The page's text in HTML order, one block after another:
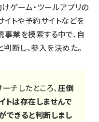
ゲーム・ツールアプリの
トや予約サイトなどを
業を模索する中で、自
断し、参入を決めた。
チしたところ、 圧倒
トは存在しませんで
できると判断しまし